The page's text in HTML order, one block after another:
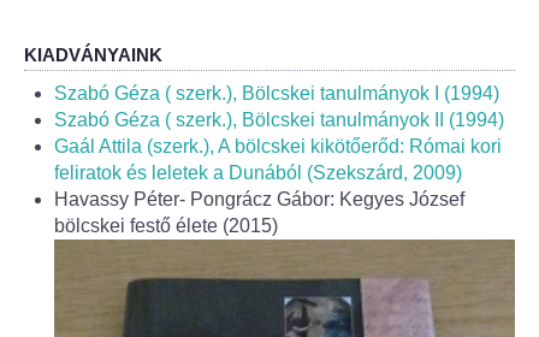
Helyi Építési Szabályzat
INTÉZMÉNYEK
Bölcskei Mesevár Óvoda és Bölcsőde
Óvodakert
Egészségügy
KIADVÁNYAINK
Szabó Géza ( szerk.), Bölcskei tanulmányok I (1994)
Szabó Géza ( szerk.), Bölcskei tanulmányok II (1994)
Gaál Attila (szerk.), A bölcskei kikötőerőd: Római kori
feliratok és leletek a Dunából (Szekszárd, 2009)
Havassy Péter- Pongrácz Gábor: Kegyes József
bölcskei festő élete (2015)